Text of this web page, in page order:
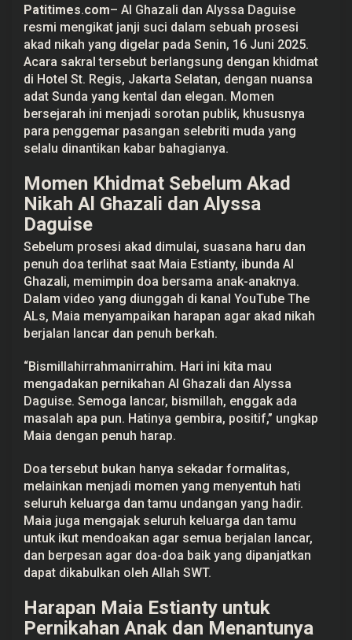
E
s
t
i
a
n
t
y
B
e
r
h
p
R
u
h
T
a
n
g
g
a
L
a
g
e
n
Patitimes.com– Al Ghazali dan Alyssa Daguise
resmi mengikat janji suci dalam sebuah prosesi
akad nikah yang digelar pada Senin, 16 Juni 2025.
Acara sakral tersebut berlangsung dengan khidmat
di Hotel St. Regis, Jakarta Selatan, dengan nuansa
adat Sunda yang kental dan elegan. Momen
bersejarah ini menjadi sorotan publik, khususnya
para penggemar pasangan selebriti muda yang
selalu dinantikan kabar bahagianya.
Momen Khidmat Sebelum Akad
Nikah Al Ghazali dan Alyssa
Daguise
Sebelum prosesi akad dimulai, suasana haru dan
penuh doa terlihat saat Maia Estianty, ibunda Al
Ghazali, memimpin doa bersama anak-anaknya.
Dalam video yang diunggah di kanal YouTube The
ALs, Maia menyampaikan harapan agar akad nikah
berjalan lancar dan penuh berkah.
“Bismillahirrahmanirrahim. Hari ini kita mau
mengadakan pernikahan Al Ghazali dan Alyssa
Daguise. Semoga lancar, bismillah, enggak ada
masalah apa pun. Hatinya gembira, positif,” ungkap
Maia dengan penuh harap.
Doa tersebut bukan hanya sekadar formalitas,
melainkan menjadi momen yang menyentuh hati
seluruh keluarga dan tamu undangan yang hadir.
Maia juga mengajak seluruh keluarga dan tamu
untuk ikut mendoakan agar semua berjalan lancar,
dan berpesan agar doa-doa baik yang dipanjatkan
dapat dikabulkan oleh Allah SWT.
Harapan Maia Estianty untuk
Pernikahan Anak dan Menantunya